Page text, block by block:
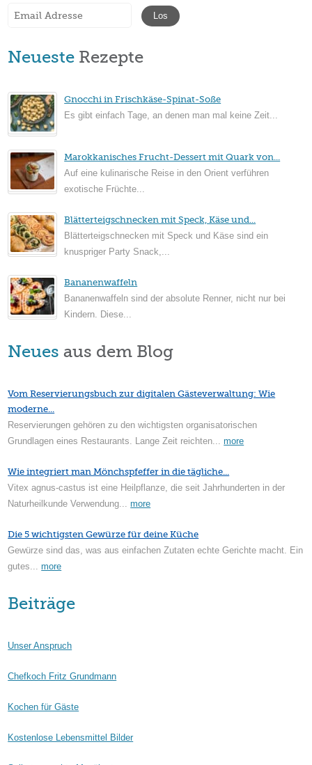
Neueste Rezepte
Gnocchi in Frischkäse-Spinat-Soße
Es gibt einfach Tage, an denen man mal keine Zeit...
Marokkanisches Frucht-Dessert mit Quark von...
Auf eine kulinarische Reise in den Orient verführen
exotische Früchte...
Blätterteigschnecken mit Speck, Käse und...
Blätterteigschnecken mit Speck und Käse sind ein
knuspriger Party Snack,...
Bananenwaffeln
Bananenwaffeln sind der absolute Renner, nicht nur bei
Kindern. Diese...
Neues aus dem Blog
Vom Reservierungsbuch zur digitalen Gästeverwaltung: Wie
moderne...
Reservierungen gehören zu den wichtigsten organisatorischen
Grundlagen eines Restaurants. Lange Zeit reichten...more
Wie integriert man Mönchspfeffer in die tägliche...
Vitex agnus-castus ist eine Heilpflanze, die seit Jahrhunderten in der
Naturheilkunde Verwendung...more
Die 5 wichtigsten Gewürze für deine Küche
Gewürze sind das, was aus einfachen Zutaten echte Gerichte macht. Ein
gutes...more
Beiträge
Unser Anspruch
Chefkoch Fritz Grundmann
Kochen für Gäste
Kostenlose Lebensmittel Bilder